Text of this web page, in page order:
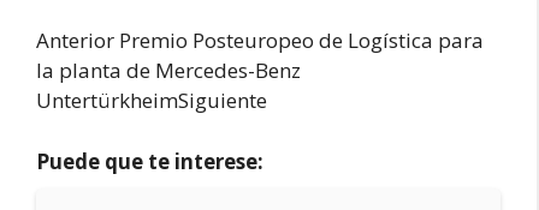
Anterior Premio Posteuropeo de Logística para
la planta de Mercedes-Benz
UntertürkheimSiguiente
Puede que te interese: